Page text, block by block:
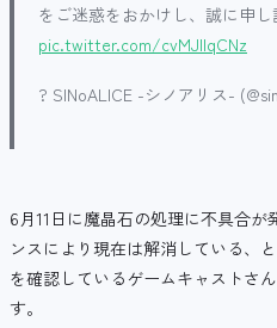
をご迷惑をおかけし、誠に申し
pic.twitter.com/cvMJIIqCNz
? SINoALICE -シノアリス-
6月11日に魔晶石の処理に不具合
ンスにより現在は解消している、
を確認しているゲームキャストさ
す。